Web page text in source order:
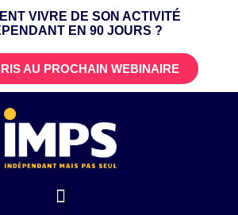
VIVRE DE SON ACTIVITÉ
EN 90 JOURS ?
AU PROCHAIN WEBINAIRE